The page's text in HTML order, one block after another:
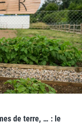
de terre, … : le